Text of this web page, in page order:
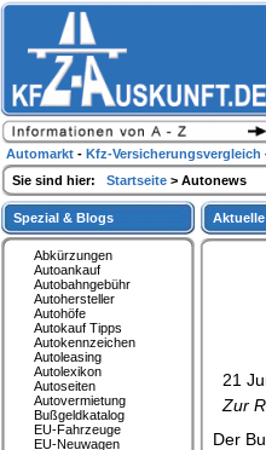
21
Zur
Der
Spezial & Blogs
Abkürzungen
Autoankauf
Autobahngebühr
Autohersteller
Autohöfe
Autokauf Tipps
Autokennzeichen
Autoleasing
Autolexikon
Autoseiten
Autovermietung
Bußgeldkatalog
EU-Fahrzeuge
EU-Neuwagen
Automarkt - Kfz-Versicherungsvergleich
Sie sind hier: Startseite > Autonews